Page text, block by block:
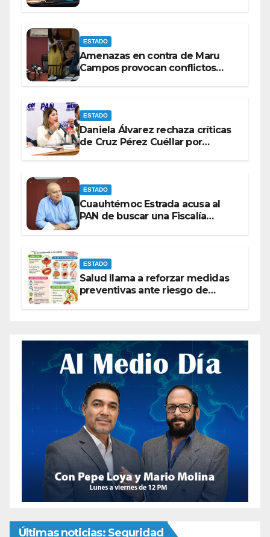
ESTADO
Amenazas en contra de Maru
Campos provocan conflictos
ESTADO
Daniela Álvarez rechaza críticas
de Cruz Pérez Cuéllar por
ESTADO
Cuauhtémoc Estrada acusa al
PAN de buscar una Fiscalía
ESTADO
Salud llama a reforzar medidas
preventivas ante riesgo de
Últimas noticias: Seguridad